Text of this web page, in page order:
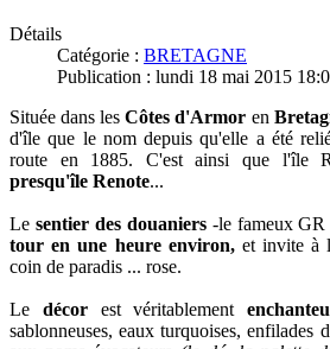
Détails
Catégorie : BRETAGNE
Publication : lundi 18 mai 2015
Située dans lesCôtes d'Armor en
d'île que le nom depuis qu'elle a été
route en 1885. C'est ainsi que l'île
presqu'île Renote...
Le sentier des douaniers-le fameux GR
tour en une heure environ,et invite à
coin de paradis ... rose.
Le décorest véritablement
sablonneuses, eaux turquoises, enfilades